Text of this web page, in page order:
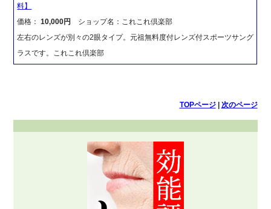
料】
価格：10,000円
ショップ名：これこれ倶楽部
左右のレンズが別々の2眼タイプ。元祖無料度付レンズ付スポーツサング
ラスです。これこれ倶楽部
TOPページ| 次のページ